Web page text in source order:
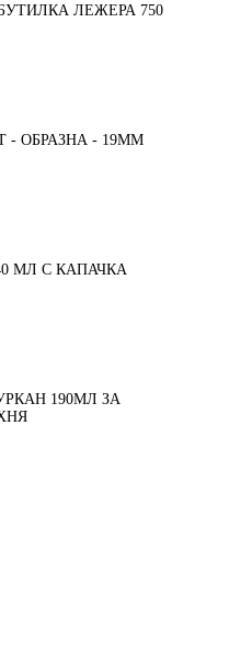
ЛЕЖЕРА 750
- ОБРАЗНА - 19ММ
МЛ С КАПАЧКА
190МЛ ЗА